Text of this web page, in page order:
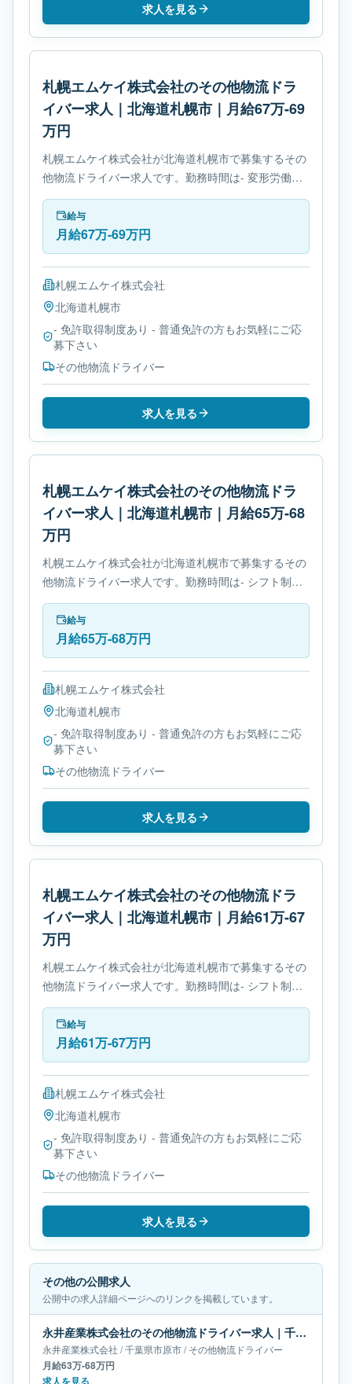
求人を見る
札幌エムケイ株式会社のその他物流ドラ
イバー求人｜北海道札幌市｜月給67万-69
万円
札幌エムケイ株式会社が北海道札幌市で募集するその
他物流ドライバー求人です。勤務時間は- 変形労働時
間制です。必要免許は- 免許取得制度ありです。
給与
月給67万-69万円
札幌エムケイ株式会社
北海道札幌市
- 免許取得制度あり - 普通免許の方もお気軽にご応
募下さい
その他物流ドライバー
求人を見る
札幌エムケイ株式会社のその他物流ドラ
イバー求人｜北海道札幌市｜月給65万-68
万円
札幌エムケイ株式会社が北海道札幌市で募集するその
他物流ドライバー求人です。勤務時間は- シフト制で
す。必要免許は- 免許取得制度ありです。
給与
月給65万-68万円
札幌エムケイ株式会社
北海道札幌市
- 免許取得制度あり - 普通免許の方もお気軽にご応
募下さい
その他物流ドライバー
求人を見る
札幌エムケイ株式会社のその他物流ドラ
イバー求人｜北海道札幌市｜月給61万-67
万円
札幌エムケイ株式会社が北海道札幌市で募集するその
他物流ドライバー求人です。勤務時間は- シフト制で
す。必要免許は- 免許取得制度ありです。
給与
月給61万-67万円
札幌エムケイ株式会社
北海道札幌市
- 免許取得制度あり - 普通免許の方もお気軽にご応
募下さい
その他物流ドライバー
求人を見る
その他の公開求人
公開中の求人詳細ページへのリンクを掲載しています。
永井産業株式会社のその他物流ドライバー求人｜千葉県市原市｜月給63万-68万円
永井産業株式会社 /千葉県市原市/その他物流ドライバー
月給63万-68万円
求人を見る